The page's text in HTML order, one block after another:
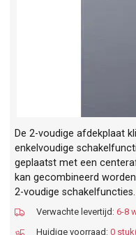
De 2-voudige afdekplaat
enkelvoudige
geplaatst met een
kan gecombineerd
2-voudige
Verwachte levertijd: 6-8
Huidige voorraad: 0